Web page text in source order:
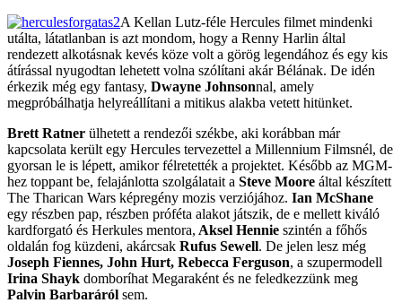
A Kellan Lutz-féle Hercules filmet mindenki
utálta, látatlanban is azt mondom, hogy a Renny Harlin által
rendezett alkotásnak kevés köze volt a görög legendához és egy kis
átírással nyugodtan lehetett volna szólítani akár Bélának. De idén
érkezik még egy fantasy, Dwayne Johnsonnal, amely
megpróbálhatja helyreállítani a mitikus alakba vetett hitünket.
Brett Ratner ülhetett a rendezői székbe, aki korábban már
kapcsolata került egy Hercules tervezettel a Millennium Filmsnél, de
gyorsan le is lépett, amikor félretették a projektet. Később az MGM-
hez toppant be, felajánlotta szolgálatait a Steve Moore által készített
The Tharican Wars képregény mozis verziójához. Ian McShane
egy részben pap, részben próféta alakot játszik, de e mellett kiváló
kardforgató és Herkules mentora, Aksel Hennie szintén a főhős
oldalán fog küzdeni, akárcsak Rufus Sewell. De jelen lesz még
Joseph Fiennes, John Hurt, Rebecca Ferguson, a szupermodell
Irina Shayk domboríhat Megaraként és ne feledkezzünk meg
Palvin Barbaráról sem.